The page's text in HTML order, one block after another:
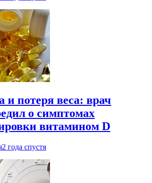
и потеря веса: врач
о симптомах
витамином D
2 года спустя